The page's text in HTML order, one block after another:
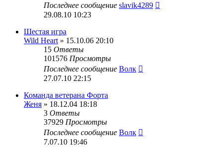
Последнее сообщение slavik4289
29.08.10 10:23
Шестая игра
Wild Heart » 15.10.06 20:10
15 Ответы
101576 Просмотры
Последнее сообщение Волк
27.07.10 22:15
Команда ветерана Форта
Женя » 18.12.04 18:18
3 Ответы
37929 Просмотры
Последнее сообщение Волк
7.07.10 19:46